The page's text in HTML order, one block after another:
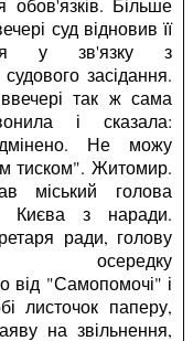
обов'язків. Більше
суд відновив її
у зв'язку з
засідання.
так ж сама
і сказала:
Не можу
тиском". Житомир.
міський голова
Києва з наради.
ради, голову
осередку
від "Самопомочі" і
листочок паперу,
на звільнення,